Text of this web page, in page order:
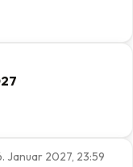
Januar 2027, 23:59